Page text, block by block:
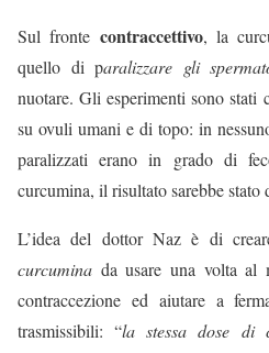
Sul fronte contraccettivo, la
quello di paralizzare gli
nuotare. Gli esperimenti sono stati
su ovuli umani e di topo: in
paralizzati erano in grado di
curcumina, il risultato sarebbe stato
L’idea del dottor Naz è di
curcumina da usare una volta al
contraccezione ed aiutare a
trasmissibili: “la stessa dose di